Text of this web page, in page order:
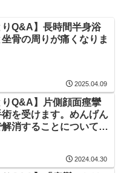
りQ&A】長時間半身浴
骨の周りが痛くなりま
2025.04.09
りQ&A】片側顔面痙攣
を受けます。めんげん
消することについてど
2024.04.30